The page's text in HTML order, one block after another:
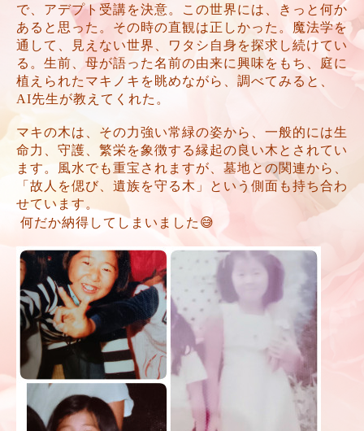
で、アデプト受講を決意。この世界には、きっと何か
あると思った。その時の直観は正しかった。魔法学を
通して、見えない世界、ワタシ自身を探求し続けてい
る。生前、母が語った名前の由来に興味をもち、庭に
植えられたマキノキを眺めながら、調べてみると、
AI先生が教えてくれた。
マキの木は、その力強い常緑の姿から、一般的には生
命力、守護、繁栄を象徴する縁起の良い木とされてい
ます。風水でも重宝されますが、墓地との関連から、
「故人を偲び、遺族を守る木」という側面も持ち合わ
せています。
何だか納得してしまいました😅